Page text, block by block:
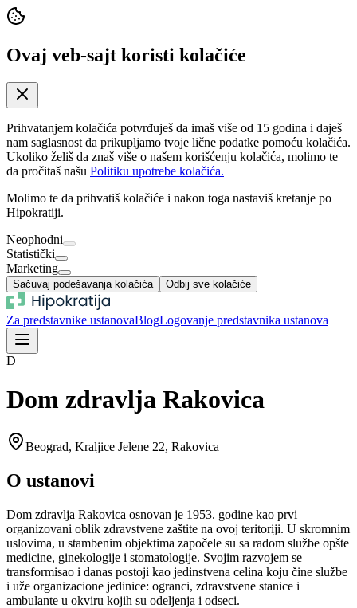
Ovaj veb-sajt koristi kolačiće
Prihvatanjem kolačića potvrđuješ da imaš više od 15 godina i daješ
nam saglasnost da prikupljamo tvoje lične podatke pomoću kolačića.
Ukoliko želiš da znaš više o našem korišćenju kolačića, molimo te
da pročitaš našu Politiku upotrebe kolačića.
Molimo te da prihvatiš kolačiće i nakon toga nastaviš kretanje po
Hipokratiji.
Neophodni
Statistički
Marketing
Sačuvaj podešavanja kolačića Odbij sve kolačiće
Za predstavnike ustanovaBlogLogovanje predstavnika ustanova
D
Dom zdravlja Rakovica
Beograd, Kraljice Jelene 22, Rakovica
O ustanovi
Dom zdravlja Rakovica osnovan je 1953. godine kao prvi
organizovani oblik zdravstvene zaštite na ovoj teritoriji. U skromnim
uslovima, u stambenim objektima započele su sa radom službe opšte
medicine, ginekologije i stomatologije. Svojim razvojem se
transformisao i danas postoji kao jedinstvena celina koju čine službe
i uže organizacione jedinice: ogranci, zdravstvene stanice i
ambulante u okviru kojih su odeljenja i odseci.